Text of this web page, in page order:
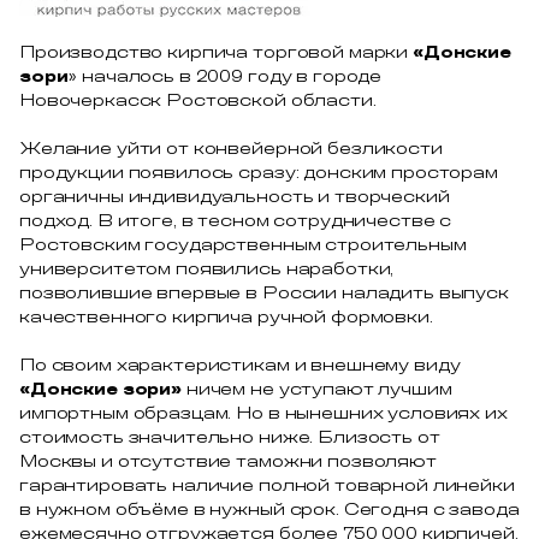
Производство кирпича торговой марки «Донские
зори» началось в 2009 году в городе
Новочеркасск Ростовской области.
Желание уйти от конвейерной безликости
продукции появилось сразу: донским просторам
органичны индивидуальность и творческий
подход. В итоге, в тесном сотрудничестве с
Ростовским государственным строительным
университетом появились наработки,
позволившие впервые в России наладить выпуск
качественного кирпича ручной формовки.
По своим характеристикам и внешнему виду
«Донские зори» ничем не уступают лучшим
импортным образцам. Но в нынешних условиях их
стоимость значительно ниже. Близость от
Москвы и отсутствие таможни позволяют
гарантировать наличие полной товарной линейки
в нужном объёме в нужный срок. Сегодня с завода
ежемесячно отгружается более 750 000 кирпичей.